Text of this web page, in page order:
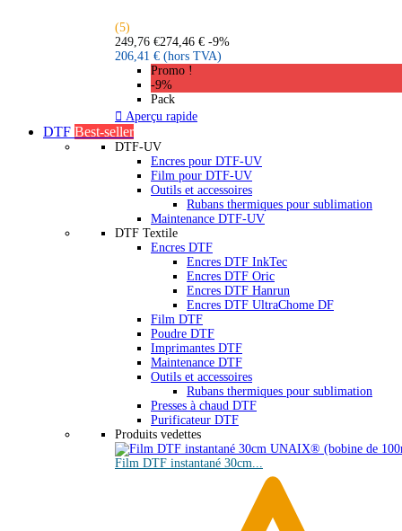
(5)
249,76 €274,46 € -9%
206,41 € (hors TVA)
Promo !
-9%
Pack
 Aperçu rapide
DTF Best-seller
DTF-UV
Encres pour DTF-UV
Film pour DTF-UV
Outils et accessoires
Rubans thermiques pour sublimation
Maintenance DTF-UV
DTF Textile
Encres DTF
Encres DTF InkTec
Encres DTF Oric
Encres DTF Hanrun
Encres DTF UltraChome DF
Film DTF
Poudre DTF
Imprimantes DTF
Maintenance DTF
Outils et accessoires
Rubans thermiques pour sublimation
Presses à chaud DTF
Purificateur DTF
Produits vedettes
Film DTF instantané 30cm...